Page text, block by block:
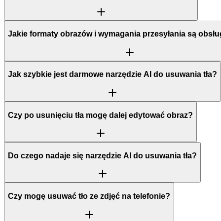
Jakie formaty obrazów i wymagania przesyłania są
Jak szybkie jest darmowe narzędzie AI do usuwania tła?
Czy po usunięciu tła mogę dalej edytować obraz?
Do czego nadaje się narzędzie AI do usuwania tła?
Czy mogę usuwać tło ze zdjęć na telefonie?